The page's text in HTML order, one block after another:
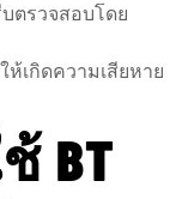
ตรวจสอบโดย
ห้เกิดความเสียหาย
BT